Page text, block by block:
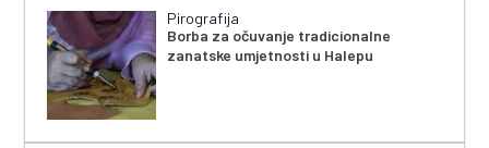
Pirografija
Borba za očuvanje tradicionalne
zanatske umjetnosti u Halepu